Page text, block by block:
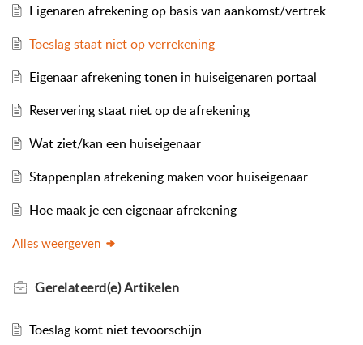
Eigenaren afrekening op basis van aankomst/vertrek
Toeslag staat niet op verrekening
Eigenaar afrekening tonen in huiseigenaren portaal
Reservering staat niet op de afrekening
Wat ziet/kan een huiseigenaar
Stappenplan afrekening maken voor huiseigenaar
Hoe maak je een eigenaar afrekening
Alles weergeven
Gerelateerd(e)Artikelen
Toeslag komt niet tevoorschijn